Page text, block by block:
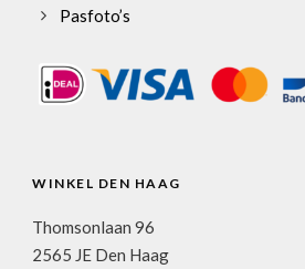
Pasfoto’s
WINKEL DEN HAAG
Thomsonlaan 96
2565 JE Den Haag